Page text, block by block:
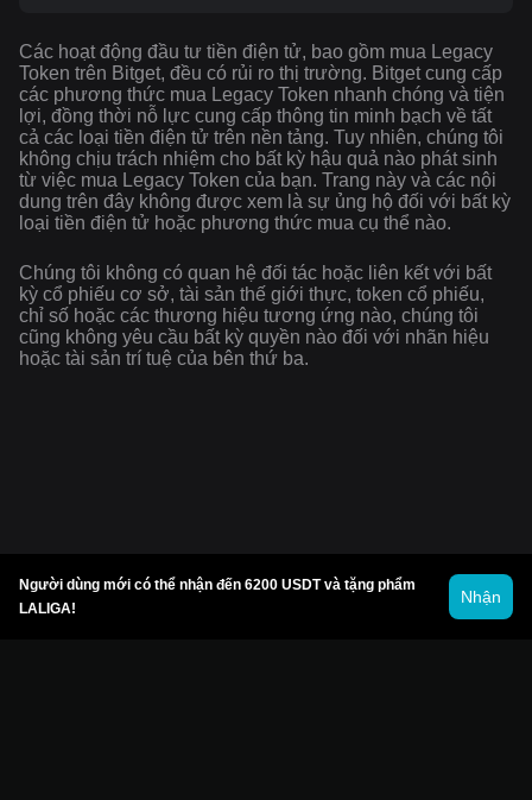
Các hoạt động đầu tư tiền điện tử, bao gồm mua Legacy
Token trên Bitget, đều có rủi ro thị trường. Bitget cung cấp
các phương thức mua Legacy Token nhanh chóng và tiện
lợi, đồng thời nỗ lực cung cấp thông tin minh bạch về tất
cả các loại tiền điện tử trên nền tảng. Tuy nhiên, chúng tôi
không chịu trách nhiệm cho bất kỳ hậu quả nào phát sinh
từ việc mua Legacy Token của bạn. Trang này và các nội
dung trên đây không được xem là sự ủng hộ đối với bất kỳ
loại tiền điện tử hoặc phương thức mua cụ thể nào.
Chúng tôi không có quan hệ đối tác hoặc liên kết với bất
kỳ cổ phiếu cơ sở, tài sản thế giới thực, token cổ phiếu,
chỉ số hoặc các thương hiệu tương ứng nào, chúng tôi
cũng không yêu cầu bất kỳ quyền nào đối với nhãn hiệu
hoặc tài sản trí tuệ của bên thứ ba.
Người dùng mới có thể nhận đến 6200 USDT và tặng phẩm
LALIGA!
Nhận